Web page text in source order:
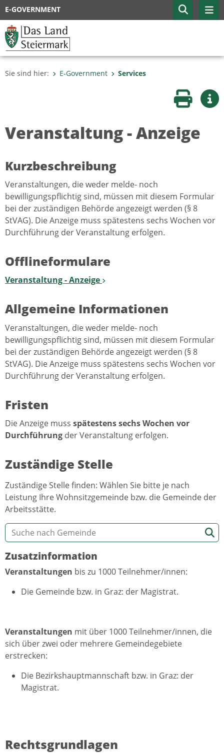
E-GOVERNMENT
Sie sind hier: E-Government Services
Seite
Veranstaltung - Anzeige
Kurzbeschreibung
Veranstaltungen, die weder melde- noch
bewilligungspflichtig sind, müssen mit diesem Formular
bei der zuständigen Behörde angezeigt werden (§ 8
StVAG). Die Anzeige muss spätestens sechs Wochen vor
Durchführung der Veranstaltung erfolgen.
Offlineformulare
Veranstaltung - Anzeige
Allgemeine Informationen
Veranstaltungen, die weder melde- noch
bewilligungspflichtig sind, müssen mit diesem Formular
bei der zuständigen Behörde angezeigt werden (§ 8
StVAG). Die Anzeige muss spätestens sechs Wochen vor
Durchführung der Veranstaltung erfolgen.
Fristen
Die Anzeige muss spätestens sechs Wochen vor
Durchführung der Veranstaltung erfolgen.
Zuständige Stelle
Zuständige Stelle finden: Wählen Sie bitte je nach
Leistung Ihre Wohnsitzgemeinde bzw. die Gemeinde der
Arbeitsstätte.
Zusatzinformation
Veranstaltungen bis zu 1000 Teilnehmer/innen:
Die Gemeinde bzw. in Graz: der Magistrat.
Veranstaltungen mit über 1000 Teilnehmer/innen, die
sich über zwei oder mehrere Gemeindegebiete
erstrecken:
Die Bezirkshauptmannschaft bzw. in Graz: der
Magistrat.
Rechtsgrundlagen